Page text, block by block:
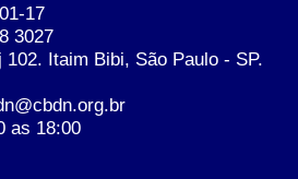
17
3027
Itaim Bibi, São Paulo - SP.
as 18:00